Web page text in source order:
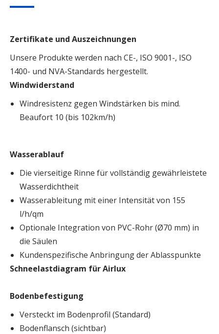
Zertifikate und Auszeichnungen
Unsere Produkte werden nach CE-, ISO 9001-, ISO
1400- und NVA-Standards hergestellt.
Windwiderstand
Windresistenz gegen Windstärken bis mind.
Beaufort 10 (bis 102km/h)
Wasserablauf
Die vierseitige Rinne für vollständig gewährleistete
Wasserdichtheit
Wasserableitung mit einer Intensität von 155
l/h/qm
Optionale Integration von PVC-Rohr (Ø70 mm) in
die Säulen
Kundenspezifische Anbringung der Ablasspunkte
Schneelastdiagram für Airlux
Bodenbefestigung
Versteckt im Bodenprofil (Standard)
Bodenflansch (sichtbar)